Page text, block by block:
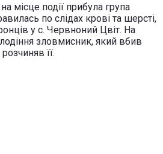
місце події прибула група
по слідах крові та шерсті,
у с. Червноний Цвіт. На
зловмисник, який вбив
її.